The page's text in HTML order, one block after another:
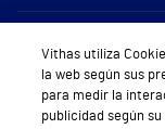
Vithas utiliza
la web según sus
para medir la
publicidad según